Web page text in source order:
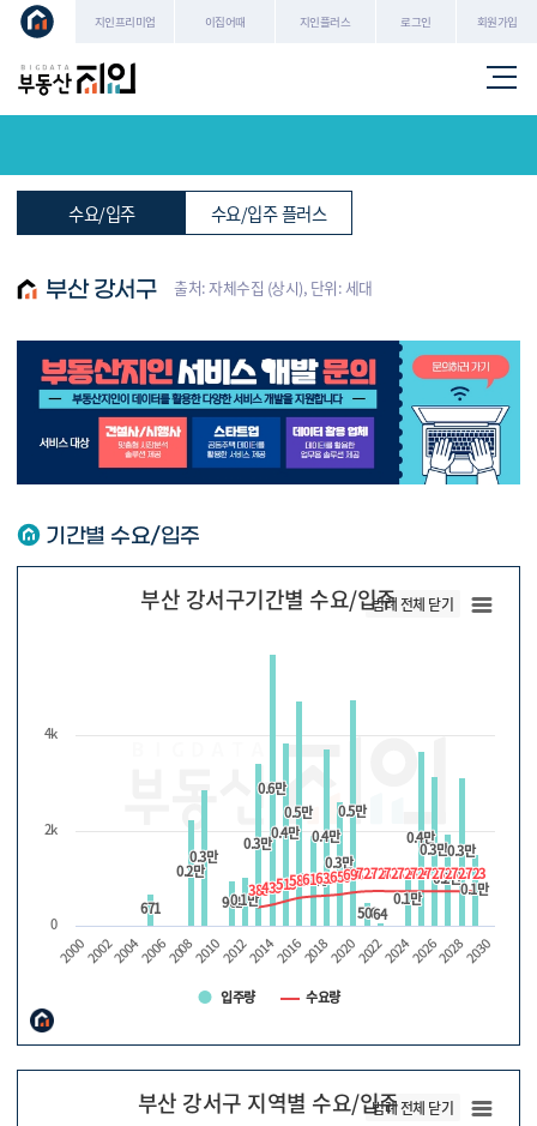
지인프리미엄 이집어때 지인플러스 로그인 회원가입
수요/입주 수요/입주 플러스
부산 강서구 출처: 자체수집 (상시), 단위: 세대
기간별 수요/입주
범례 전체 닫기
부산 강서구기간별 수요/입주
671
671
0.2만
0.2만
0.3만
0.3만
961
9610.1만
0.1만
0.3만
0.3만
0.6만
0.6만
0.4만
0.4만
0.5만
0.5만
0.2만
0.2만
0.4만
0.4만
0.3만
0.3만
0.5만
0.5만
508
50864
64
0.1만
0.1만
0.4만
0.4만
0.3만
0.3만
0.2만
0.2만
0.3만
0.3만
0.1만
0.1만
388
388439
439513
513583
583614
614632
632656
656698
698723
723728
728723
723724
724724
724723
723723
723723
723723
723
입주량 수요량
2000200220042006200820102012201420162018202020222024202620282030
0
2k
4k
범례 전체 닫기
부산 강서구 지역별 수요/입주